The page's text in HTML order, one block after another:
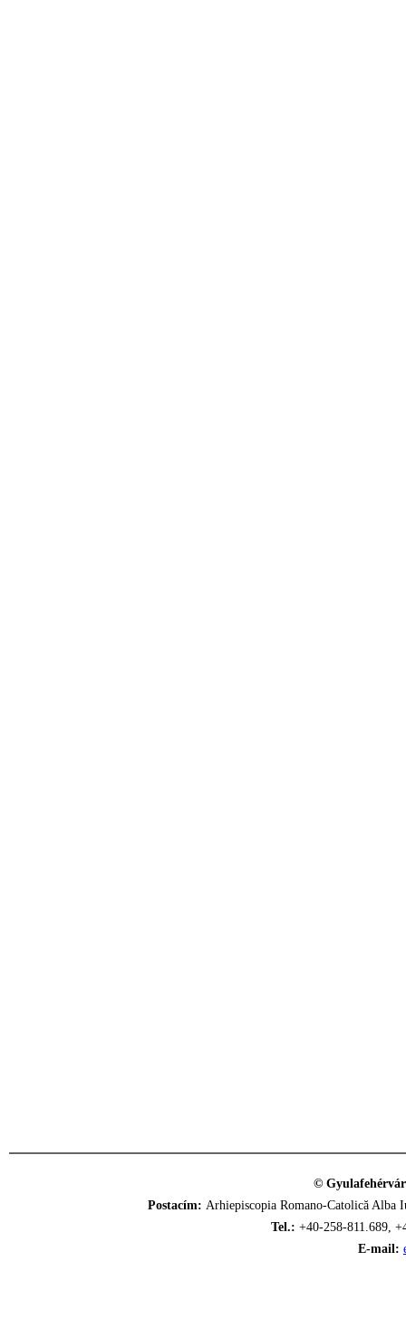
©
Postacím: Arhiepiscopia Romano-Catolică
Tel.: +40-258-811.689,
E-mail: